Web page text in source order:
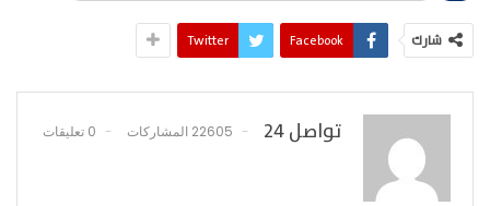
شارك Facebook
Twitter
تواصل 24 22605 المشاركات 0 تعليقات